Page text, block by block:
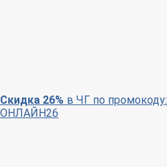
Скидка 26% в ЧГ по промокоду:
ОНЛАЙН26